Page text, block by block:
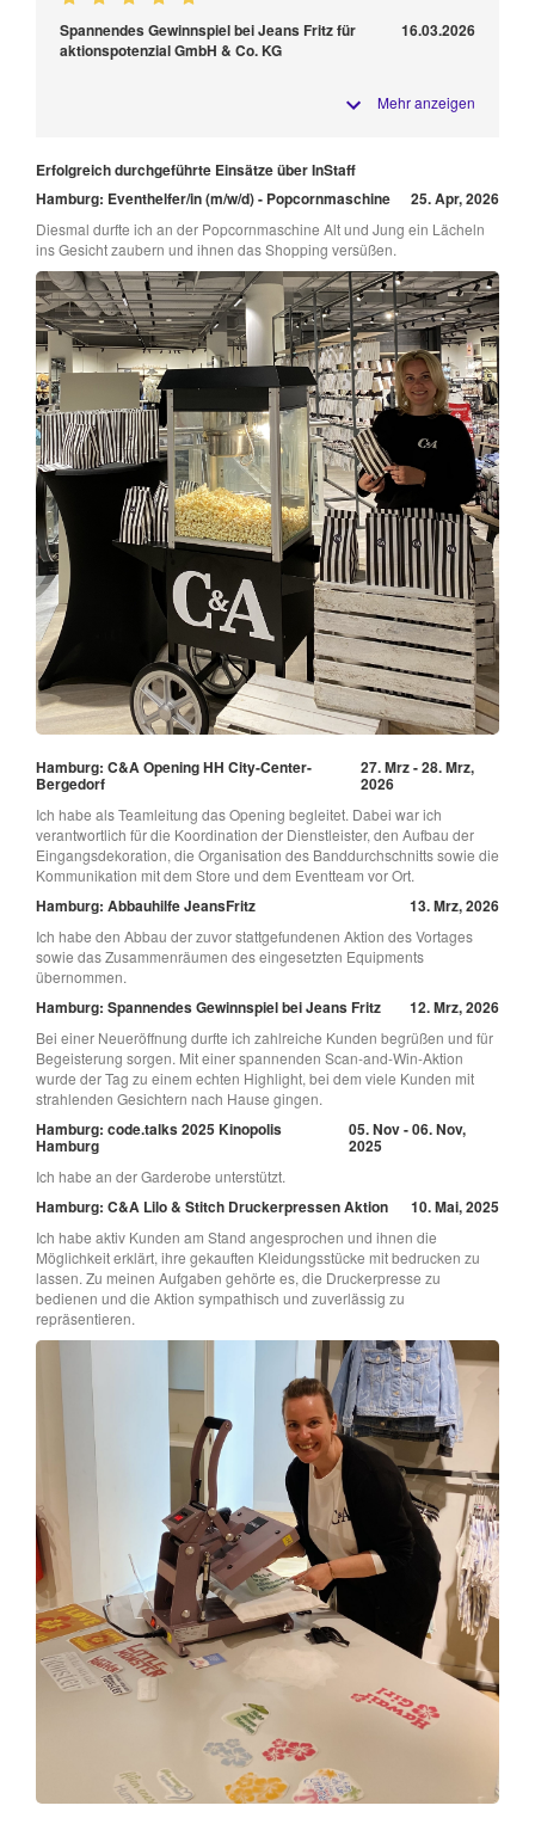
Spannendes Gewinnspiel bei Jeans Fritz für
aktionspotenzial GmbH & Co. KG
16.03.2026
Mehr anzeigen
Erfolgreich durchgeführte Einsätze über InStaff
Hamburg: Eventhelfer/in (m/w/d) - Popcornmaschine
25. Apr, 2026
Diesmal durfte ich an der Popcornmaschine Alt und Jung ein Lächeln
ins Gesicht zaubern und ihnen das Shopping versüßen.
Hamburg: C&A Opening HH City-Center-
Bergedorf
27. Mrz - 28. Mrz,
2026
Ich habe als Teamleitung das Opening begleitet. Dabei war ich
verantwortlich für die Koordination der Dienstleister, den Aufbau der
Eingangsdekoration, die Organisation des Banddurchschnitts sowie die
Kommunikation mit dem Store und dem Eventteam vor Ort.
Hamburg: Abbauhilfe JeansFritz 13. Mrz, 2026
Ich habe den Abbau der zuvor stattgefundenen Aktion des Vortages
sowie das Zusammenräumen des eingesetzten Equipments
übernommen.
Hamburg: Spannendes Gewinnspiel bei Jeans Fritz 12. Mrz, 2026
Bei einer Neueröffnung durfte ich zahlreiche Kunden begrüßen und für
Begeisterung sorgen. Mit einer spannenden Scan-and-Win-Aktion
wurde der Tag zu einem echten Highlight, bei dem viele Kunden mit
strahlenden Gesichtern nach Hause gingen.
Hamburg: code.talks 2025 Kinopolis
Hamburg
05. Nov - 06. Nov,
2025
Ich habe an der Garderobe unterstützt.
Hamburg: C&A Lilo & Stitch Druckerpressen Aktion 10. Mai, 2025
Ich habe aktiv Kunden am Stand angesprochen und ihnen die
Möglichkeit erklärt, ihre gekauften Kleidungsstücke mit bedrucken zu
lassen. Zu meinen Aufgaben gehörte es, die Druckerpresse zu
bedienen und die Aktion sympathisch und zuverlässig zu
repräsentieren.